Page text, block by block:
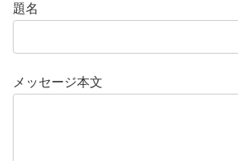
題名
メッセージ本文